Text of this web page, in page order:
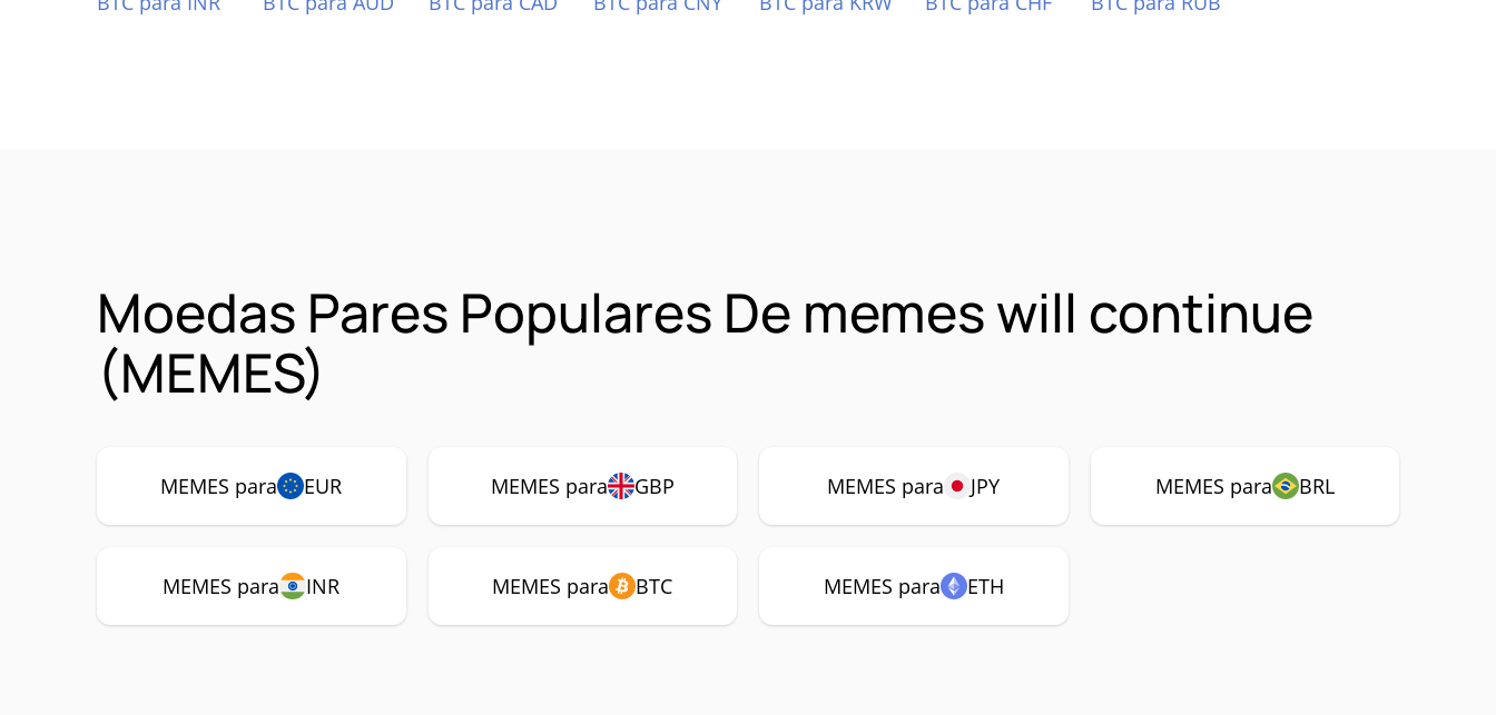
Moedas Pares Populares De memes will continue
(MEMES)
MEMES para EUR MEMES para GBP MEMES para JPY MEMES para BRL
MEMES para INR MEMES para BTC MEMES para ETH